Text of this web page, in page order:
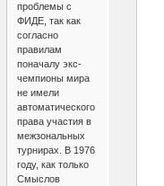
проблемы с
ФИДЕ, так как
согласно
правилам
поначалу экс-
чемпионы мира
не имели
автоматического
права участия в
межзональных
турнирах. В 1976
году, как только
Смыслов